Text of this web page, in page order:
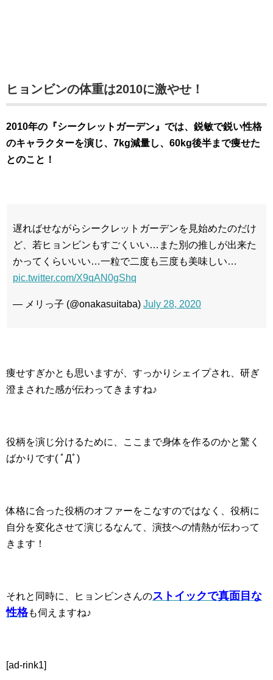
ヒョンビンの体重は2010に激やせ！
2010年の『シークレットガーデン』では、鋭敏で鋭い性格
のキャラクターを演じ、7kg減量し、60kg後半まで痩せた
とのこと！
遅ればせながらシークレットガーデンを見始めたのだけ
ど、若ヒョンビンもすごくいい…また別の推しが出来た
かってくらいいい…一粒で二度も三度も美味しい…
pic.twitter.com/X9qAN0gShq
— メリっ子 (@onakasuitaba) July 28, 2020
痩せすぎかとも思いますが、すっかりシェイプされ、研ぎ
澄まされた感が伝わってきますね♪
役柄を演じ分けるために、ここまで身体を作るのかと驚く
ばかりです( ﾟДﾟ)
体格に合った役柄のオファーをこなすのではなく、役柄に
自分を変化させて演じるなんて、演技への情熱が伝わって
きます！
それと同時に、ヒョンビンさんのストイックで真面目な
性格も伺えますね♪
[ad-rink1]